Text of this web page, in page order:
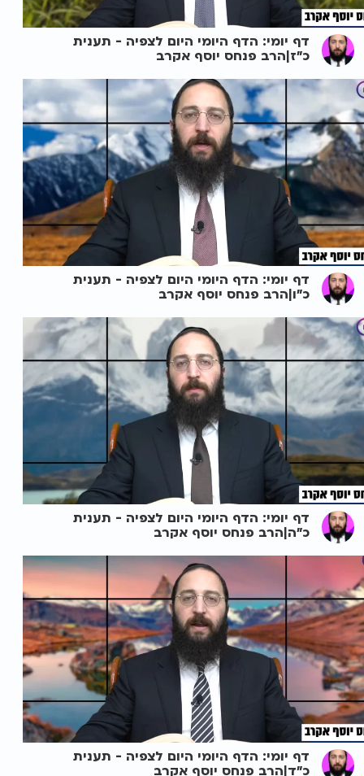
דף יומי: הדף היומי היום לצפיה - תענית
כ"ז|הרב פנחס יוסף אקרב
דף יומי: הדף היומי היום לצפיה - תענית
כ"ו|הרב פנחס יוסף אקרב
דף יומי: הדף היומי היום לצפיה - תענית
כ"ה|הרב פנחס יוסף אקרב
דף יומי: הדף היומי היום לצפיה - תענית
כ"ד|הרב פנחס יוסף אקרב